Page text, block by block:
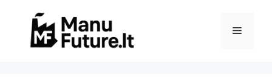
Meniu